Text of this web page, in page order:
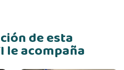
de esta
le acompaña